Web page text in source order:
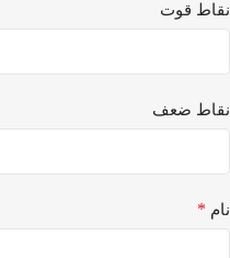
نقاط قوت
نقاط ضعف
نام *